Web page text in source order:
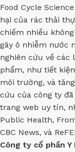
Food Cycle
hại của rác thải
chiếm nhiều
gây ô nhiễm nước
nghiên cứu về các
phẩm, như tiết
môi trường, và
cứu của công ty
trang web uy tín,
Public Health,
CBC News, và
Công ty cổ phần